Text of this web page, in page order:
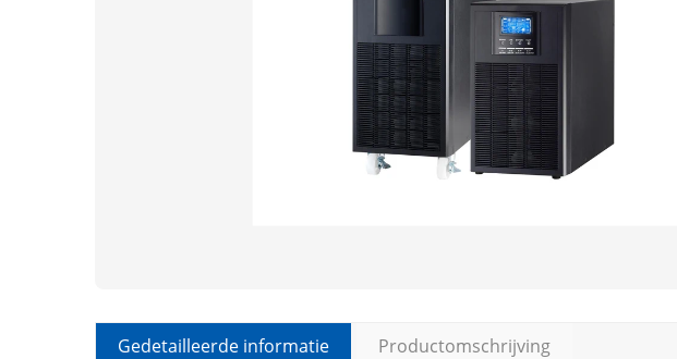
Gedetailleerde informatie Productomschrijving